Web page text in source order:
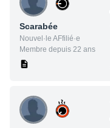
Scarabée
Nouvel·le AFfilié·e
Membre depuis 22 ans